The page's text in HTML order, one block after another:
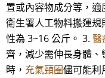
置或內容物成分等，
衛生署人工物料搬運
性為 3~16 公斤。 3. 醫
齊，減少需伸長身體
時， 充氣頸圈儘可能利